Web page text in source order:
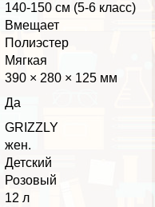
140-150 см (5-6 класс)
Вмещает
Полиэстер
Мягкая
390 × 280 × 125 мм
Да
GRIZZLY
жен.
Детский
Розовый
12 л